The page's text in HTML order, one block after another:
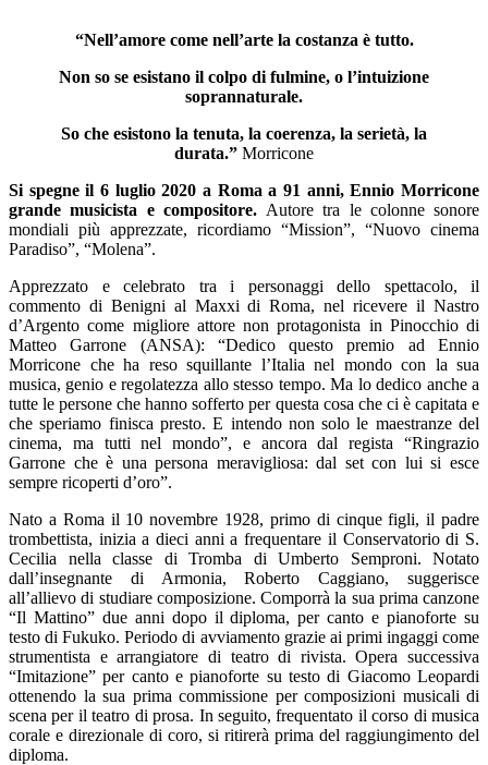
“Nell’amore come nell’arte la costanza è tutto.
Non so se esistano il colpo di fulmine, o l’intuizione
soprannaturale.
So che esistono la tenuta, la coerenza, la serietà, la
durata.” Morricone
Si spegne il 6 luglio 2020 a Roma a 91 anni, Ennio Morricone
grande musicista e compositore.Autore tra le colonne sonore
mondiali più apprezzate, ricordiamo “Mission”, “Nuovo cinema
Paradiso”, “Molena”.
Apprezzato e celebrato tra i personaggi dello spettacolo, il
commento di Benigni al Maxxi di Roma, nel ricevere il Nastro
d’Argento come migliore attore non protagonista in Pinocchio di
Matteo Garrone (ANSA): “Dedico questo premio ad Ennio
Morricone che ha reso squillante l’Italia nel mondo con la sua
musica, genio e regolatezza allo stesso tempo. Ma lo dedico anche a
tutte le persone che hanno sofferto per questa cosa che ci è capitata e
che speriamo finisca presto. E intendo non solo le maestranze del
cinema, ma tutti nel mondo”, e ancora dal regista “Ringrazio
Garrone che è una persona meravigliosa: dal set con lui si esce
sempre ricoperti d’oro”.
Nato a Roma il 10 novembre 1928, primo di cinque figli, il padre
trombettista, inizia a dieci anni a frequentare il Conservatorio di S.
Cecilia nella classe di Tromba di Umberto Semproni. Notato
dall’insegnante di Armonia, Roberto Caggiano, suggerisce
all’allievo di studiare composizione. Comporrà la sua prima canzone
“Il Mattino” due anni dopo il diploma, per canto e pianoforte su
testo di Fukuko. Periodo di avviamento grazie ai primi ingaggi come
strumentista e arrangiatore di teatro di rivista. Opera successiva
“Imitazione” per canto e pianoforte su testo di Giacomo Leopardi
ottenendo la sua prima commissione per composizioni musicali di
scena per il teatro di prosa. In seguito, frequentato il corso di musica
corale e direzionale di coro, si ritirerà prima del raggiungimento del
diploma.